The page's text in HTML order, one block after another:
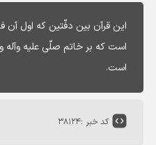
این قرآن بین دفّتین که اول آن
است که بر خاتم صلّی علیه وآله و
است.
کد خبر :۳۸۱۲۴